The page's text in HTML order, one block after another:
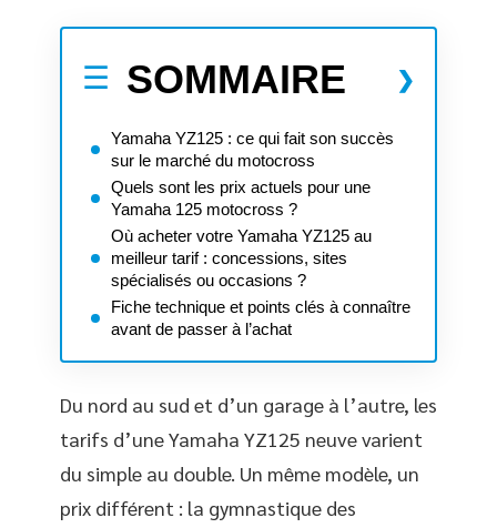
SOMMAIRE
Yamaha YZ125 : ce qui fait son succès
sur le marché du motocross
Quels sont les prix actuels pour une
Yamaha 125 motocross ?
Où acheter votre Yamaha YZ125 au
meilleur tarif : concessions, sites
spécialisés ou occasions ?
Fiche technique et points clés à connaître
avant de passer à l’achat
Du nord au sud et d’un garage à l’autre, les
tarifs d’une Yamaha YZ125 neuve varient
du simple au double. Un même modèle, un
prix différent : la gymnastique des